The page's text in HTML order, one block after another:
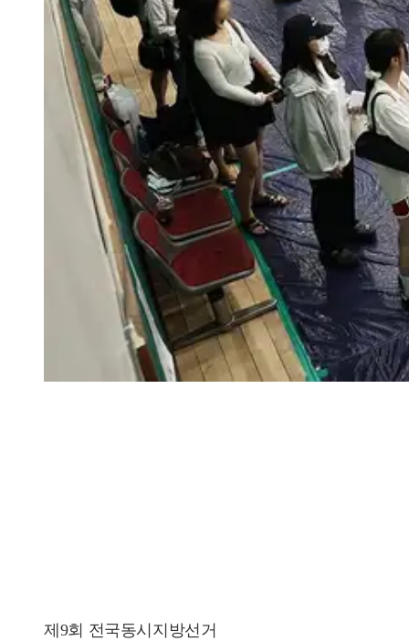
제9회 전국동시지방선거